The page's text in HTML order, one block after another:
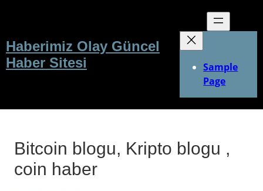
Haberimiz Olay Güncel
Haber Sitesi
Sample
Page
Bitcoin blogu, Kripto blogu ,
coin haber